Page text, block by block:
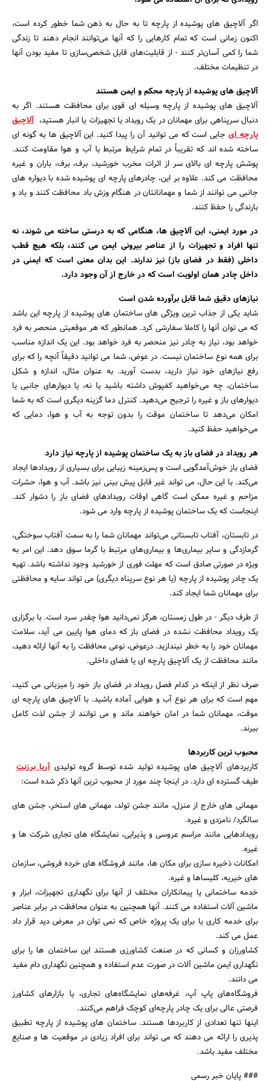
بانک، بیمه و سرمایه
مسکن و ساختمان
اگر آلاچیق های پوشیده از پارچه تا به حال به ذهن شما خطور کرده است،
اکنون زمانی است که تمام کارهایی را که آنها می‌توانند انجام دهند تا زندگی
شما را کمی آسان‌تر کنند - از قابلیت‌های قابل شخصی‌سازی تا مفید بودن آنها
در تنظیمات مختلف.
آلاچیق های پوشیده از پارچه محکم و ایمن هستند
آلاچیق های پوشیده از پارچه وسیله ای قوی برای محافظت هستند. اگر به
دنبال سرپناهی برای مهمانان در یک رویداد یا تجهیزات یا انبار هستید،آلاچیق
پارچه ایجایی است که می توانید آن را پیدا کنید. این آلاچیق ها به گونه ای
ساخته شده اند که تقریباً در تمام شرایط مرتبط با آب و هوا مقاومت کنند.
پوشش پارچه ای بالای سر از اثرات مخرب خورشید، برف، برف، باران و غیره
محافظت می کند. علاوه بر این، چادرهای پارچه ای پوشیده شده با دیواره های
جانبی می توانند از شما و مهمانانتان در هنگام وزش باد محافظت کنند و باد و
بارندگی را حفظ کنند.
در مورد ایمنی، این آلاچیق ها، هنگامی که به درستی ساخته می شوند، نه
تنها افراد و تجهیزات را از عناصر بیرونی ایمن می کنند، بلکه هیچ قطب
داخلی (فقط در فضای باز) نیز ندارند. این بدان معنی است که ایمنی در
داخل چادر همان اولویت است که در خارج از آن وجود دارد.
نیازهای دقیق شما قابل برآورده شدن است
شاید یکی از جذاب ترین ویژگی های ساختمان های پوشیده از پارچه این باشد
که می توان آنها را کاملا سفارشی کرد. همانطور که هر موقعیتی منحصر به فرد
خواهد بود، نیاز به چادر نیز منحصر به فرد خواهد بود. این یک اندازه مناسب
برای همه نوع ساختمان نیست. در عوض، شما می توانید دقیقاً آنچه را که برای
رفع نیازهای خود نیاز دارید، بدست آورید. به عنوان مثال، اندازه و شکل
ساختمان، چه می‌خواهید کفپوش داشته باشید یا نه، یا دیوارهای جانبی یا
دیوارهای باز و غیره را ترجیح می‌دهید. کنترل دما گزینه دیگری است که به شما
امکان می‌دهد تا ساختمان موقت را بدون توجه به آب و هوا، دمایی که
می‌خواهید حفظ کنید.
هر رویداد در فضای باز به یک ساختمان پوشیده از پارچه نیاز دارد
فضای باز خوش‌آمدگویی است و پس‌زمینه زیبایی برای بسیاری از رویدادها ایجاد
می‌کند. با این حال، می تواند غیر قابل پیش بینی نیز باشد. آب و هوا، حشرات
مزاحم و غیره ممکن است گاهی اوقات رویدادهای فضای باز را دشوار کند.
اینجاست که یک ساختمان پوشیده از پارچه وارد می شود.
در تابستان، آفتاب تابستانی می‌تواند مهمانان شما را به سمت آفتاب سوختگی،
گرمازدگی و سایر بیماری‌ها و بیماری‌های مرتبط با گرما سوق دهد. این امر به
ویژه در صورتی صادق است که مهلت فوری از خورشید وجود نداشته باشد. تهیه
یک چادر پوشیده از پارچه (یا هر نوع سرپناه دیگری) می تواند سایه و محافظتی
برای مهمانان شما ایجاد کند.
از طرف دیگر - در طول زمستان، هرگز نمی‌دانید هوا چقدر سرد است. با برگزاری
یک رویداد محافظت نشده در فضای باز که دمای هوا پایین می آید، سلامت
مهمانان خود را به خطر نیندازید. درعوض، نوعی محافظت را به آنها ارائه دهید،
مانند محافظت از یک آلاچیق پارچه ای یا فضای داخلی.
صرف نظر از اینکه در کدام فصل رویداد در فضای باز خود را میزبانی می کنید،
مهم است که برای هر نوع آب و هوایی آماده باشید. با آلاچیق های پارچه ای
موقت، مهمانان شما در امان خواهند ماند و می توانند از جشن لذت کامل
ببرند.
محبوب ترین کاربردها
کاربردهای آلاچیق های پوشیده تولید شده توسط گروه تولیدیآریا برزنت
طیف گسترده ای دارد. در اینجا چند مورد از محبوب ترین آنها ‌ذکر شده است:
مهمانی های خارج از منزل، مانند جشن تولد، مهمانی های استخر، جشن های
سالگرد/ نامزدی و غیره.
رویدادهایی مانند مراسم عروسی و پذیرایی، نمایشگاه های تجاری شرکت ها و
غیره.
امکانات ذخیره سازی برای مکان ها، مانند فروشگاه های خرده فروشی، سازمان
های خیریه، کلیساها و غیره.
خدمه ساختمانی یا پیمانکاران مختلف از آنها برای نگهداری تجهیزات، ابزار و
ماشین آلات استفاده می کنند. آنها همچنین به عنوان محافظت در برابر عناصر
برای خدمه کاری یا برای یک پروژه خاص که نمی توان در معرض دید قرار داد
عمل می کند.
کشاورزان و کسانی که در صنعت کشاورزی هستند این ساختمان ها را برای
نگهداری ایمن ماشین آلات در صورت عدم استفاده و همچنین نگهداری دام مفید
می دانند.
فروشگاه‌های پاپ آپ، غرفه‌های نمایشگاه‌های تجاری، یا بازارهای کشاورز
فرصتی عالی برای یک چادر پارچه‌ای کوچک فراهم می‌کنند.
اینها تنها تعدادی از کاربردها هستند. ساختمان های پوشیده از پارچه تطبیق
پذیری را ارائه می دهند که می تواند برای افراد زیادی در موقعیت ها و صنایع
مختلف مفید باشد.
### پایان خبر رسمی